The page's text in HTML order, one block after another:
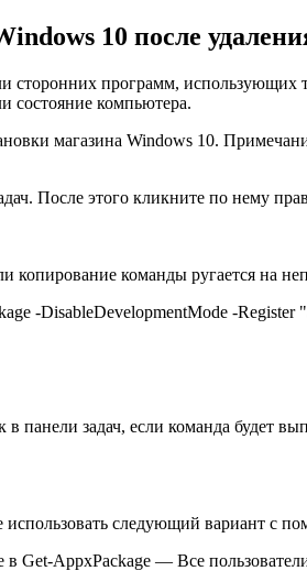
10 после
программ, использующих
состояние компьютера.
магазина Windows 10.
После этого кликните по нему
команды ругается на
-DisableDevelopmentMode -
панели задач, если команда будет
следующий вариант с
Get-AppxPackage — Все